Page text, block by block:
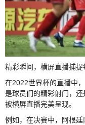
精彩瞬间，横屏直播捕捉
在2022世界杯的直播中
是球员们的精彩射门，
被横屏直播完美呈现。
例如，在决赛中，阿根廷